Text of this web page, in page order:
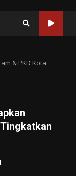
& PKD Kota